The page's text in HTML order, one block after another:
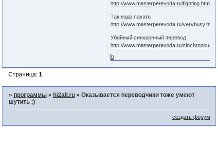
http://www.masterperevoda.ru/fighting.htm
Так надо пахать
http://www.masterperevoda.ru/verybusy.htm
Убойный синхронный перевод
http://www.masterperevoda.ru/
0
Страница: 1
» программы » hi2all.ru » Оказывается переводчики тоже умеют
шутить :)
создать форум